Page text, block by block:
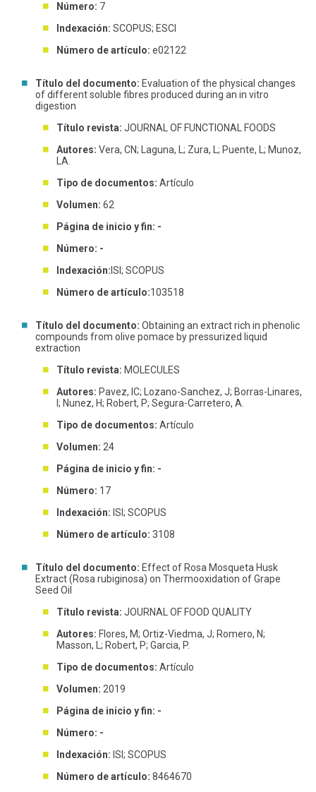
Número: 7
Indexación: SCOPUS; ESCI
Número de artículo: e02122
Título del documento: Evaluation of the physical changes
of different soluble fibres produced during an in vitro
digestion
Título revista: JOURNAL OF FUNCTIONAL FOODS
Autores: Vera, CN; Laguna, L; Zura, L; Puente, L; Munoz,
LA.
Tipo de documentos: Artículo
Volumen: 62
Página de inicio y fin: -
Número: -
Indexación: ISI; SCOPUS
Número de artículo:103518
Título del documento: Obtaining an extract rich in phenolic
compounds from olive pomace by pressurized liquid
extraction
Título revista: MOLECULES
Autores: Pavez, IC; Lozano-Sanchez, J; Borras-Linares,
I; Nunez, H; Robert, P; Segura-Carretero, A.
Tipo de documentos: Artículo
Volumen: 24
Página de inicio y fin: -
Número: 17
Indexación: ISI; SCOPUS
Número de artículo: 3108
Título del documento: Effect of Rosa Mosqueta Husk
Extract (Rosa rubiginosa) on Thermooxidation of Grape
Seed Oil
Título revista: JOURNAL OF FOOD QUALITY
Autores: Flores, M; Ortiz-Viedma, J; Romero, N;
Masson, L; Robert, P; Garcia, P.
Tipo de documentos: Artículo
Volumen: 2019
Página de inicio y fin: -
Número: -
Indexación: ISI; SCOPUS
Número de artículo: 8464670